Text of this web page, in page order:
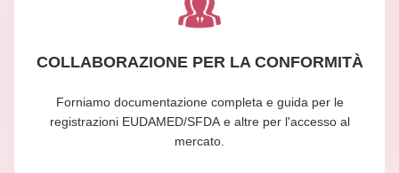
COLLABORAZIONE PER LA CONFORMITÀ
Forniamo documentazione completa e guida per le
registrazioni EUDAMED/SFDA e altre per l'accesso al
mercato.